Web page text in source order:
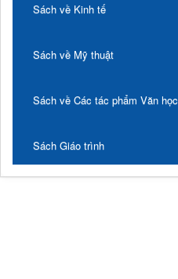
Sách về Kinh tế
Sách về Mỹ thuật
Sách về Các tác phẩm Văn học
Sách Giáo trình